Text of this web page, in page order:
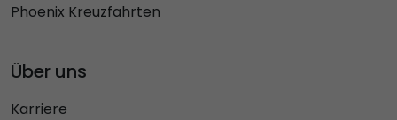
Phoenix Kreuzfahrten
Über uns
Karriere